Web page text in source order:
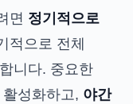
면 정기적으로
적으로 전체
니다. 중요한
성화하고, 야간